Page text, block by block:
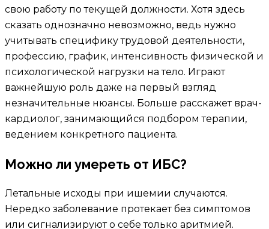
свою работу по текущей должности. Хотя здесь
сказать однозначно невозможно, ведь нужно
учитывать специфику трудовой деятельности,
профессию, график, интенсивность физической и
психологической нагрузки на тело. Играют
важнейшую роль даже на первый взгляд
незначительные нюансы. Больше расскажет врач-
кардиолог, занимающийся подбором терапии,
ведением конкретного пациента.
Можно ли умереть от ИБС?
Летальные исходы при ишемии случаются.
Нередко заболевание протекает без симптомов
или сигнализируют о себе только аритмией.